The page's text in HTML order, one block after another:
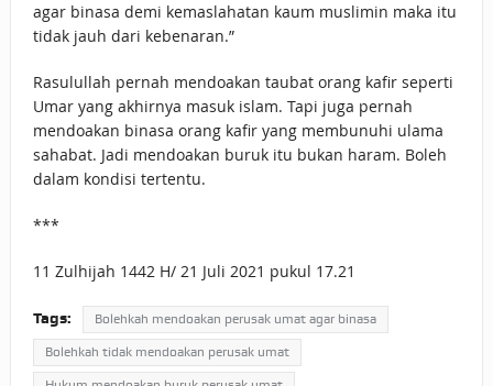
agar binasa demi kemaslahatan kaum muslimin maka itu
tidak jauh dari kebenaran.”
Rasulullah pernah mendoakan taubat orang kafir seperti
Umar yang akhirnya masuk islam. Tapi juga pernah
mendoakan binasa orang kafir yang membunuhi ulama
sahabat. Jadi mendoakan buruk itu bukan haram. Boleh
dalam kondisi tertentu.
***
11 Zulhijah 1442 H/ 21 Juli 2021 pukul 17.21
Tags: Bolehkah mendoakan perusak umat agar binasa
Bolehkah tidak mendoakan perusak umat